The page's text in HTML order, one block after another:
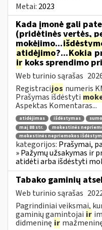
Metai: 2023
Kada įmonė gali
(pridėtinės vertės,
mokėjimo...
atidėjimo?...Kokia
irkoks sprendimo
Web turinio sąrašas
Registracijos numeris
Prašymas išdėstyti
Aspektas Komentaras...
atidėjimas išdėstymas
maį 88 str.
mokestinės
mokestinės nepriemokos
kategorijos: Prašymai,
» Pažymų užsakymas ir
atidėti arba išdėstyti
Tabako gaminių
Web turinio sąrašas
Pagrindiniai veiksmai,
gaminių gamintojai ir
didmeninę ir